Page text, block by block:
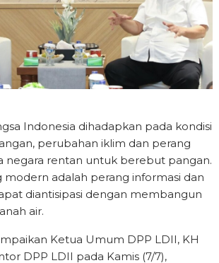
Indonesia dihadapkan pada kondisi
perubahan iklim dan perang
negara rentan untuk berebut pangan.
modern adalah perang informasi dan
diantisipasi dengan membangun
air.
Ketua Umum DPP LDII, KH
DPP LDII pada Kamis (7/7),